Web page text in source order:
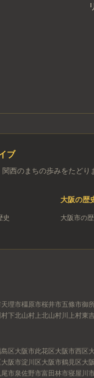
ブ
西のまちの歩みをたどり
史
大阪の歴
大阪市の
天理市橿原市桜井市五條市御
下北山村 上北山村川上村東
区大阪市此花区大阪市西区
大阪市淀川区大阪市鶴見区大
尾市泉佐野市富田林市寝屋川市